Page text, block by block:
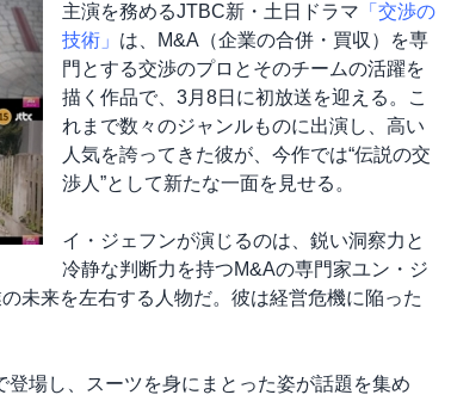
主演を務めるJTBC新・土日ドラマ 「交渉の
技術」 は、M&A（企業の合併・買収）を専
門とする交渉のプロとそのチームの活躍を
描く作品で、3月8日に初放送を迎える。こ
れまで数々のジャンルものに出演し、高い
人気を誇ってきた彼が、今作では“伝説の交
渉人”として新たな一面を見せる。
イ・ジェフンが演じるのは、鋭い洞察力と
冷静な判断力を持つM&Aの専門家ユン・ジ
未来を左右する人物だ。彼は経営危機に陥った
場し、スーツを身にまとった姿が話題を集め